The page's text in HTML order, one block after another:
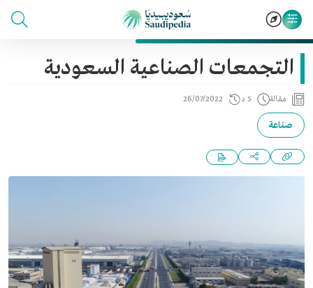
التجمعات الصناعية السعودية
مقالة 5 د 26/07/2022
صناعة